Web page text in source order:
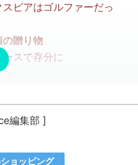
ピアはゴルファーだっ
贈り物
スで存分に
コースに甦っていた
の紳士道に乾杯！
で回ったコース
編集部 ]
ョッピング